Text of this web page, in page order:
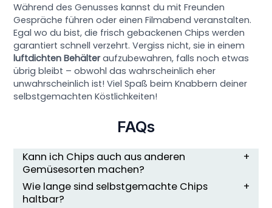
Während des Genusses kannst du mit Freunden
Gespräche führen oder einen Filmabend veranstalten.
Egal wo du bist, die frisch gebackenen Chips werden
garantiert schnell verzehrt. Vergiss nicht, sie in einem
luftdichten Behälteraufzubewahren, falls noch etwas
übrig bleibt – obwohl das wahrscheinlich eher
unwahrscheinlich ist! Viel Spaß beim Knabbern deiner
selbstgemachten Köstlichkeiten!
FAQs
Kann ich Chips auch aus anderen
Gemüsesorten machen?
Wie lange sind selbstgemachte Chips
haltbar?